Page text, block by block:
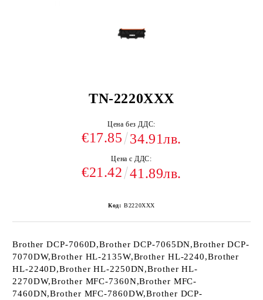
TN-2220XXX
Цена без ДДС:
€17.85 34.91лв.
Цена с ДДС:
€21.42 41.89лв.
Код: B2220XXX
Brother DCP-7060D,Brother DCP-7065DN,Brother DCP-
7070DW,Brother HL-2135W,Brother HL-2240,Brother
HL-2240D,Brother HL-2250DN,Brother HL-
2270DW,Brother MFC-7360N,Brother MFC-
7460DN,Brother MFC-7860DW,Brother DCP-